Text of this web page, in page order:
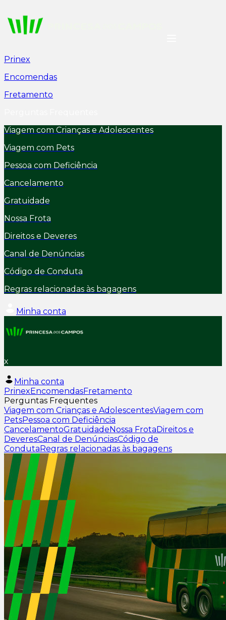
Prinex
Encomendas
Fretamento
Viagem com Crianças e Adolescentes
Viagem com Pets
Pessoa com Deficiência
Cancelamento
Gratuidade
Nossa Frota
Direitos e Deveres
Canal de Denúncias
Código de Conduta
Regras relacionadas às bagagens
Minha conta
x
Minha conta
PrinexEncomendasFretamento
Perguntas Frequentes
Viagem com Crianças e AdolescentesViagem com
PetsPessoa com Deficiência
CancelamentoGratuidadeNossa FrotaDireitos e
DeveresCanal de DenúnciasCódigo de
CondutaRegras relacionadas às bagagens